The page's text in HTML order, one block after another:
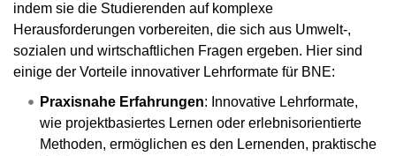
indem sie die Studierenden auf komplexe
Herausforderungen vorbereiten, die sich aus Umwelt-,
sozialen und wirtschaftlichen Fragen ergeben. Hier sind
einige der Vorteile innovativer Lehrformate für BNE:
Praxisnahe Erfahrungen: Innovative Lehrformate,
wie projektbasiertes Lernen oder erlebnisorientierte
Methoden, ermöglichen es den Lernenden, praktische